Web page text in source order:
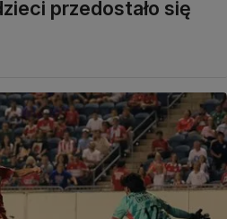
przedostało się